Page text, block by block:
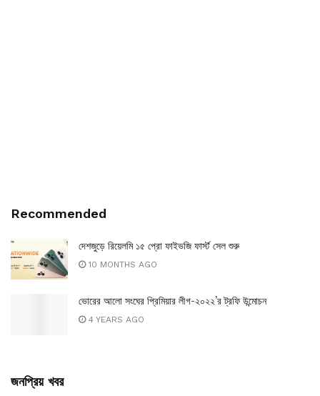
Recommended
দেশজুড়ে রিয়েলমি ১৫ প্রো ফাইভজি ফার্স্ট সেল শুরু
10 MONTHS AGO
ভোরের আলো সংঘের প্রিমিয়ার লীগ-২০২২’র ট্রফি উন্মোচন
4 YEARS AGO
জনপ্রিয় খবর